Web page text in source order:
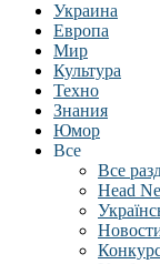
Украина
Европа
Мир
Культура
Техно
Знания
Юмор
Все
Все
Head